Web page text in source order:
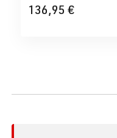
136,95 €